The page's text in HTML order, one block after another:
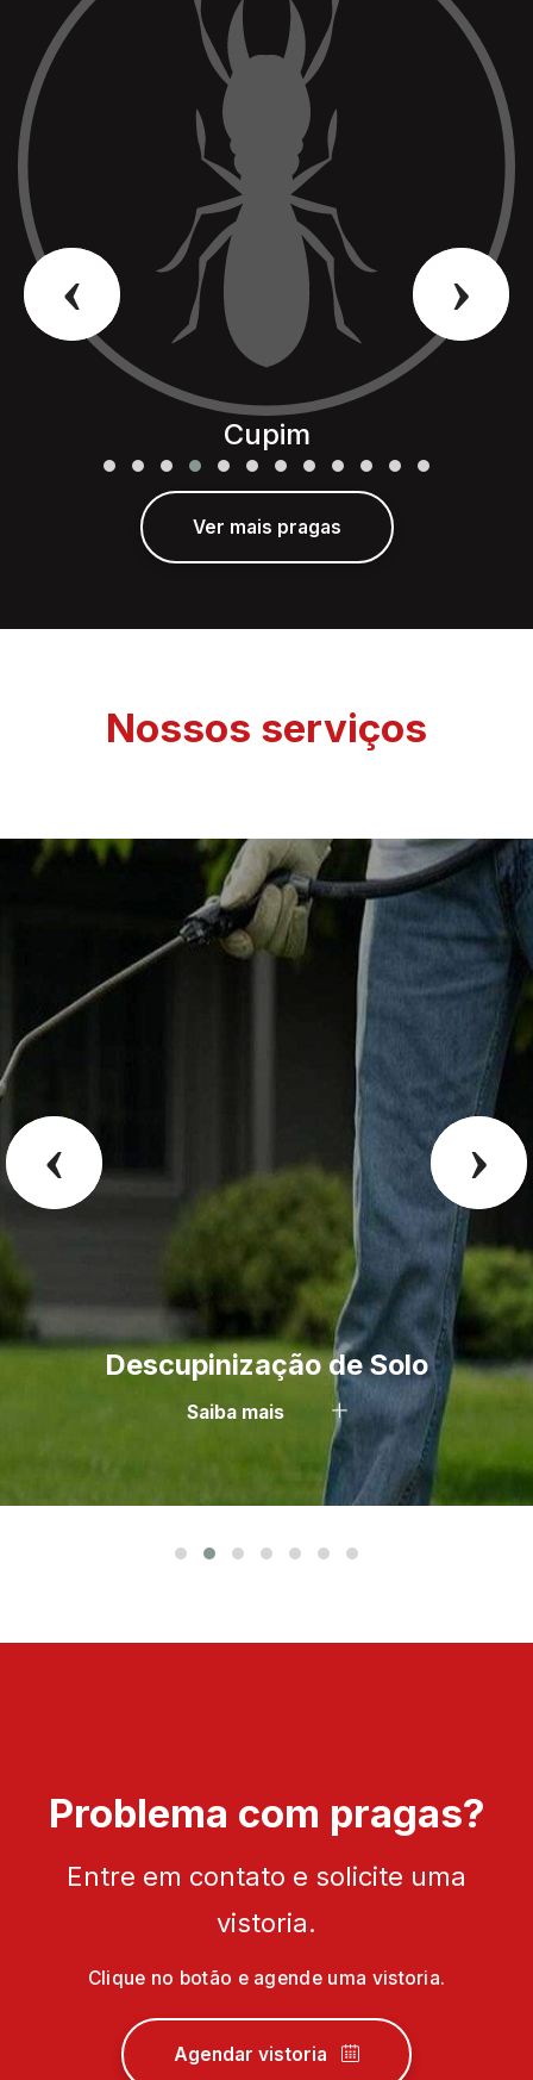
Cupim
‹ ›
Ver mais pragas
Nossos serviços
Descupinização de Solo
Saiba mais
‹ ›
Problema com pragas?
Entre em contato e solicite uma
vistoria.
Clique no botão e agende uma vistoria.
Agendar vistoria